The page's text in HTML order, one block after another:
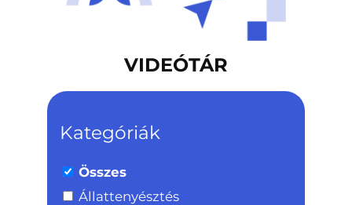
VIDEÓTÁR
Kategóriák
Összes
Állattenyésztés